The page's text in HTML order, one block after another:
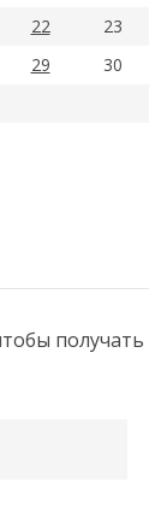
22
23
29
30
получать